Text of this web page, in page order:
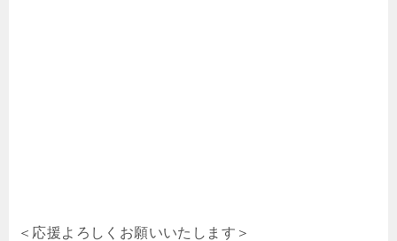
＜応援よろしくお願いいたします＞